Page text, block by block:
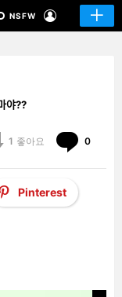
NSFW
1 좋아요 0
Pinterest